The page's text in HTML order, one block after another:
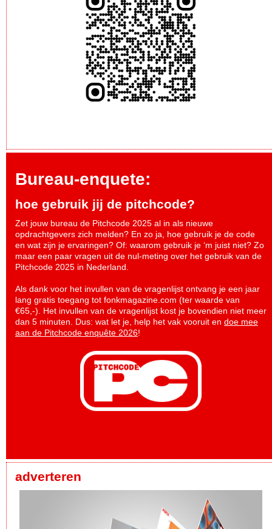
Bureau-enquete:
hoe gebruik jij de pitchcode?
Zet jouw bureau de Pitchcode 2025 al in als nieuwe
opdrachtgevers zich melden? En zo ja, hoe gebruik je de code
en wat zijn je ervaringen? Of: waarom gebruik je ‘m juist niet? Zo
maar een paar vragen uit de nul-meting over het gebruik van de
Pitchcode 2025 in Nederland.
Als dank voor het invullen van de vragenlijst ontvang je een jaar
lang gratis toegang tot fonkmagazine.com (ter waarde van
€65,-). Het invullen van de vragenlijst kost je bovendien niet meer
dan 5 minuten. Dus: wat let je, help het vak vooruit en doe mee
aan de Pitchcode enquête 2026!
adverteren